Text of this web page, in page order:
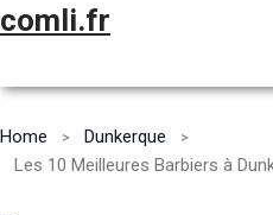
comli.fr
Home
Dunkerque
Les 10 Meilleures Barbiers à